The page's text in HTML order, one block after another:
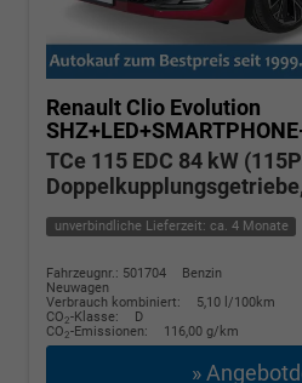
Renault Clio Evolution
TCe 115 EDC 84 kW
Doppelkupplungsgetriebe,
unverbindliche Lieferzeit: ca. 4 Monate
Fahrzeugnr.: 501704
Benzin
Neuwagen
Verbrauch kombiniert:
5,10 l/100km
CO2-Klasse:
D
CO2-Emissionen: 116,00 g/km
»